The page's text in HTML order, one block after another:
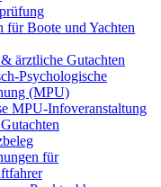
für Boote und Yachten
ärztliche Gutachten
Psychologische
(MPU)
MPU-Infoveranstaltung
für